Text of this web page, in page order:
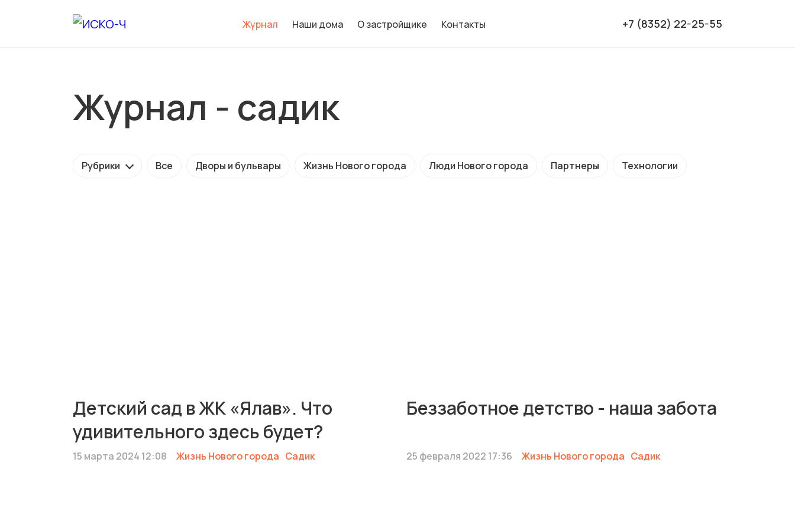
Журнал Наши дома О застройщике Контакты +7 (8352) 22-25-55
Журнал - садик
Рубрики Все Дворы и бульвары Жизнь Нового города Люди Нового города Партнеры Технологии
Детский сад в ЖК «Ялав». Что
удивительного здесь будет?
15 марта 2024 12:08 Жизнь Нового города Садик
Беззаботное детство - наша забота
25 февраля 2022 17:36 Жизнь Нового города Садик